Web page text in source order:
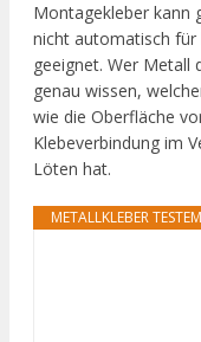
Montagekleber kann
nicht automatisch für
geeignet. Wer Metall
genau wissen,
wie die Oberfläche
Klebeverbindung im
Löten hat.
METALLKLEBER